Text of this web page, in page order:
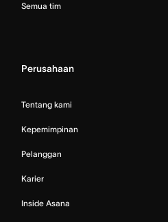
Semua tim
Perusahaan
Tentang kami
Kepemimpinan
Pelanggan
Karier
Inside Asana